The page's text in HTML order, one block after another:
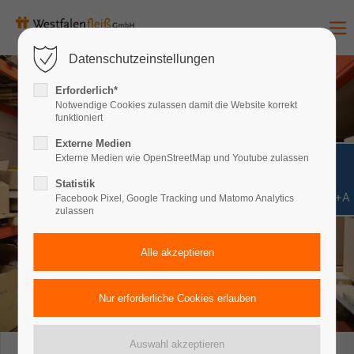
Datenschutzeinstellungen
Erforderlich*
Notwendige Cookies zulassen damit die Website korrekt
funktioniert
Externe Medien
Externe Medien wie OpenStreetMap und Youtube zulassen
Statistik
Facebook Pixel, Google Tracking und Matomo Analytics
zulassen
Shift+Alt+A